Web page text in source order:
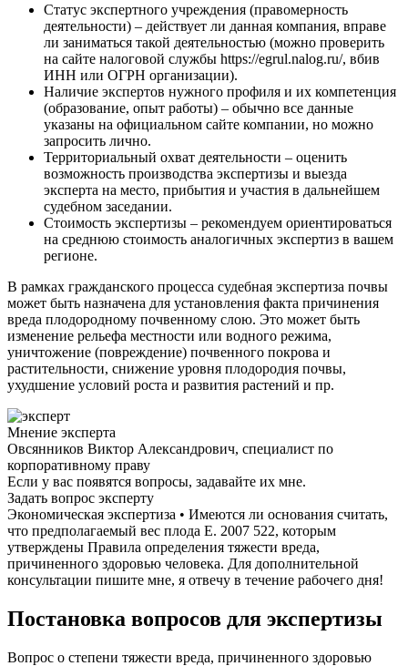
Статус экспертного учреждения (правомерность
деятельности) – действует ли данная компания, вправе
ли заниматься такой деятельностью (можно проверить
на сайте налоговой службы https://egrul.nalog.ru/, вбив
ИНН или ОГРН организации).
Наличие экспертов нужного профиля и их компетенция
(образование, опыт работы) – обычно все данные
указаны на официальном сайте компании, но можно
запросить лично.
Территориальный охват деятельности – оценить
возможность производства экспертизы и выезда
эксперта на место, прибытия и участия в дальнейшем
судебном заседании.
Стоимость экспертизы – рекомендуем ориентироваться
на среднюю стоимость аналогичных экспертиз в вашем
регионе.
В рамках гражданского процесса судебная экспертиза почвы
может быть назначена для установления факта причинения
вреда плодородному почвенному слою. Это может быть
изменение рельефа местности или водного режима,
уничтожение (повреждение) почвенного покрова и
растительности, снижение уровня плодородия почвы,
ухудшение условий роста и развития растений и пр.
Мнение эксперта
Овсянников Виктор Александрович, специалист по
корпоративному праву
Если у вас появятся вопросы, задавайте их мне.
Задать вопрос эксперту
Экономическая экспертиза • Имеются ли основания считать,
что предполагаемый вес плода Е. 2007 522, которым
утверждены Правила определения тяжести вреда,
причиненного здоровью человека. Для дополнительной
консультации пишите мне, я отвечу в течение рабочего дня!
Постановка вопросов для экспертизы
Вопрос о степени тяжести вреда, причиненного здоровью